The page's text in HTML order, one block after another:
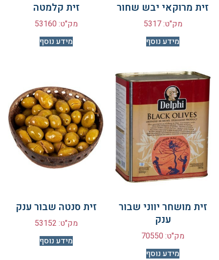
זית מרוקאי יבש שחור
מק"ט: 5317
מידע נוסף
זית קלמטה
מק"ט: 53160
מידע נוסף
זית מושחר יווני שבור
ענק
מק"ט: 70550
מידע נוסף
זית סנטה שבור ענק
מק"ט: 53152
מידע נוסף